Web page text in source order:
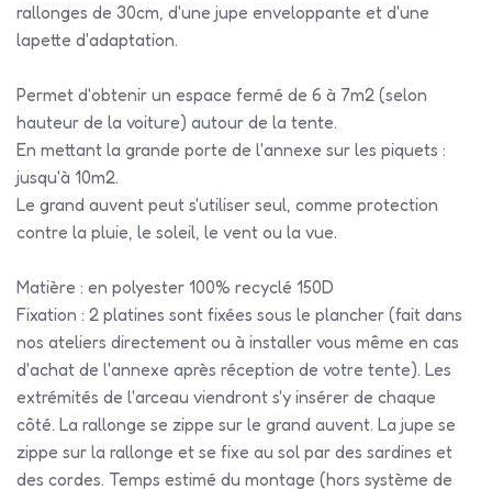
rallonges de 30cm, d'une jupe enveloppante et d'une
lapette d'adaptation.
Permet d'obtenir un espace fermé de 6 à 7m2 (selon
hauteur de la voiture) autour de la tente.
En mettant la grande porte de l'annexe sur les piquets :
jusqu'à 10m2.
Le grand auvent peut s'utiliser seul, comme protection
contre la pluie, le soleil, le vent ou la vue.
Matière : en polyester 100% recyclé 150D
Fixation : 2 platines sont fixées sous le plancher (fait dans
nos ateliers directement ou à installer vous même en cas
d'achat de l'annexe après réception de votre tente). Les
extrémités de l'arceau viendront s'y insérer de chaque
côté. La rallonge se zippe sur le grand auvent. La jupe se
zippe sur la rallonge et se fixe au sol par des sardines et
des cordes. Temps estimé du montage (hors système de